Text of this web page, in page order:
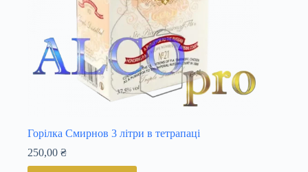
Горілка Смирнов 3 літри в тетрапаці
250,00 ₴